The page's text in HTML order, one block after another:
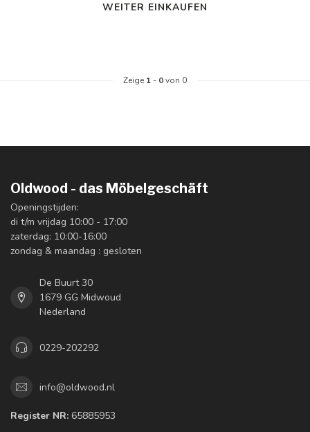
WEITER EINKAUFEN
Zeige 1 - 0von 0
Oldwood - das Möbelgeschäft
Openingstijden:
di t/m vrijdag 10:00 - 17:00
zaterdag: 10:00-16:00
zondag & maandag : gesloten
De Buurt 30
1679 GG Midwoud
Nederland
0229-202292
info@oldwood.nl
Register NR: 65885953